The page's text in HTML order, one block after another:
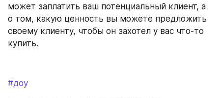
может заплатить ваш потенциальный клиент, а
о том, какую ценность вы можете предложить
своему клиенту, чтобы он захотел у вас что-то
купить.
#доу